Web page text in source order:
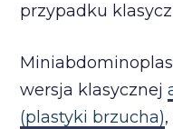
przypadku
wersja klasycznej
(plastyki brzucha)